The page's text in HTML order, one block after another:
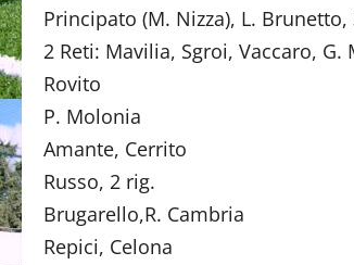
Principato (M. Nizza), L. Brunetto,
2 Reti: Mavilia, Sgroi, Vaccaro,
Rovito
P. Molonia
Amante, Cerrito
Russo, 2 rig.
Brugarello,R.
Repici, Celona